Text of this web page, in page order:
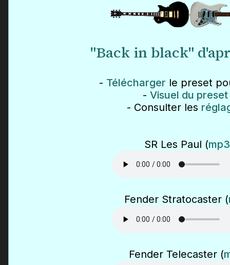
"Back in black"
- Télécharger le preset
- Visuel du preset
- Consulter les
SR Les Paul (mp3
Fender Stratocaster (
Fender Telecaster (